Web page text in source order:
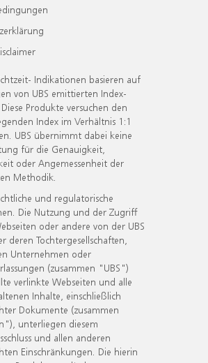
Indikationen basieren auf
von UBS emittierten Index-
Produkte versuchen den
Index im Verhältnis 1:1
UBS übernimmt dabei keine
für die Genauigkeit,
oder Angemessenheit der
Methodik.
und regulatorische
Die Nutzung und der Zugriff
oder andere von der UBS
deren Tochtergesellschaften,
Unternehmen oder
(zusammen "UBS")
verlinkte Webseiten und alle
Inhalte, einschließlich
Dokumente (zusammen
unterliegen diesem
und allen anderen
Einschränkungen. Die hierin